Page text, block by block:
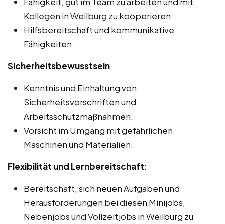
Kollegen in Weilburg zu kooperieren.
Hilfsbereitschaft und kommunikative
Fähigkeiten.
Sicherheitsbewusstsein:
Kenntnis und Einhaltung von
Sicherheitsvorschriften und
Arbeitsschutzmaßnahmen.
Vorsicht im Umgang mit gefährlichen
Maschinen und Materialien.
Flexibilität und Lernbereitschaft:
Bereitschaft, sich neuen Aufgaben und
Herausforderungen bei diesen Minijobs,
Nebenjobs und Vollzeitjobs in Weilburg zu